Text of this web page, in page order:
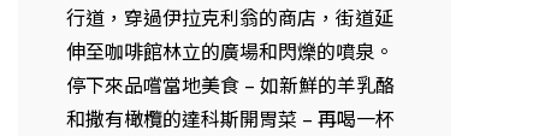
行道，穿過伊拉克利翁的商店，街道延
伸至咖啡館林立的廣場和閃爍的噴泉。
停下來品嚐當地美食 – 如新鮮的羊乳酪
和撒有橄欖的達科斯開胃菜 – 再喝一杯